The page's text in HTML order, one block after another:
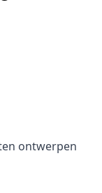
ontwerpen